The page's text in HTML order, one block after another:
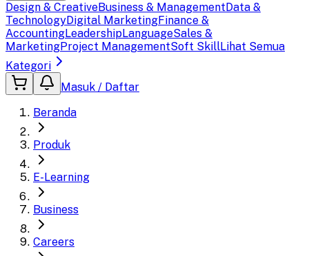
Design & CreativeBusiness & ManagementData &
TechnologyDigital MarketingFinance &
AccountingLeadershipLanguageSales &
MarketingProject ManagementSoft SkillLihat Semua
Kategori
Masuk / Daftar
Beranda
Produk
E-Learning
Business
Careers